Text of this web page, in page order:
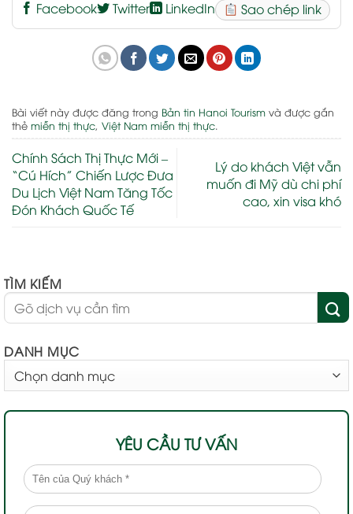
Facebook Twitter LinkedIn Sao chép link
Bài viết này được đăng trong Bản tin Hanoi Tourism và được gắn
thẻ miễn thị thực, Việt Nam miễn thị thực.
Chính Sách Thị Thực Mới –
“Cú Hích” Chiến Lược Đưa
Du Lịch Việt Nam Tăng Tốc
Đón Khách Quốc Tế
Lý do khách Việt vẫn
muốn đi Mỹ dù chi phí
cao, xin visa khó
TÌM KIẾM
DANH MỤC
MỤC
YÊU CẦU TƯ VẤN